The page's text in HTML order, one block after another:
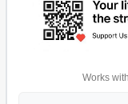
Works